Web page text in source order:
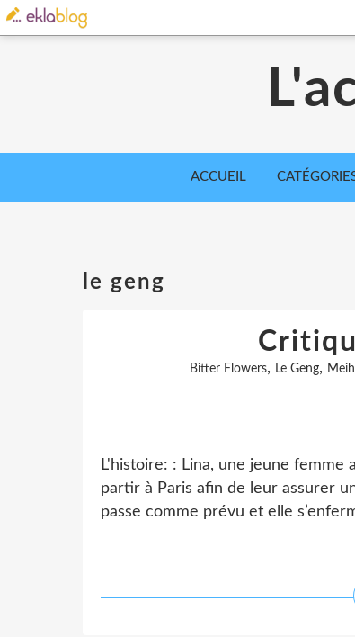
ACCUEIL
le geng
Bitter Flowers, Le Geng,
L'histoire: : Lina, une jeune femme
partir à Paris afin de leur assurer
passe comme prévu et elle